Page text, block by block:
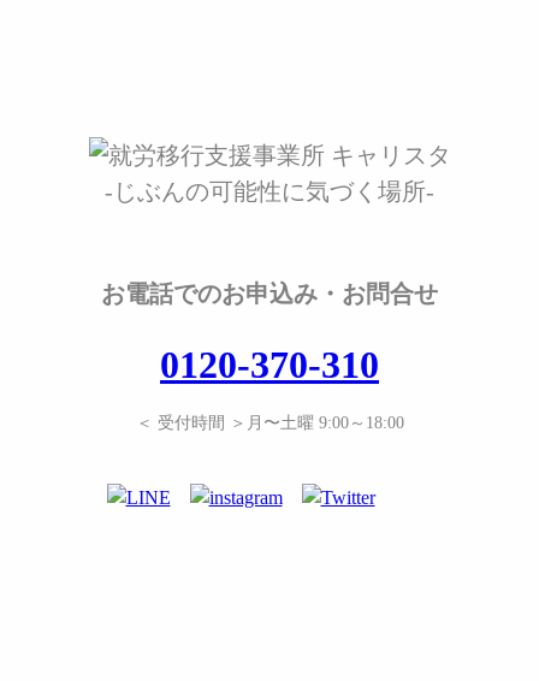
-じぶんの可能性に気づく場所-
お電話でのお申込み・お問合せ
0120-370-310
＜ 受付時間 ＞月〜土曜 9:00～18:00